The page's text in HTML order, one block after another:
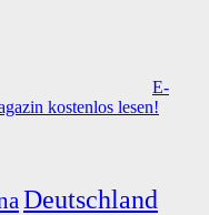
E-
kostenlos lesen!
Deutschland